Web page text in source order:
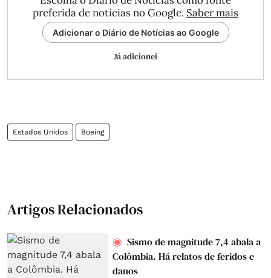
preferida de notícias no Google. Saber mais
Adicionar o Diário de Notícias ao Google
Já adicionei
Estados Unidos Boeing
Artigos Relacionados
Sismo de magnitude 7,4 abala a
Colômbia. Há relatos de feridos e
danos